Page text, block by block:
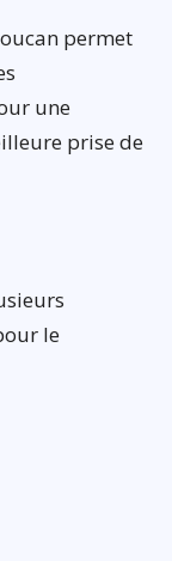
permet
une
prise de
le